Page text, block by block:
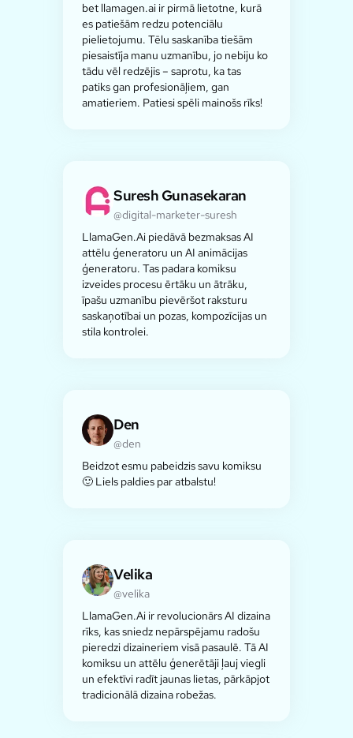
bet llamagen.ai ir pirmā lietotne, kurā
es patiešām redzu potenciālu
pielietojumu. Tēlu saskanība tiešām
piesaistīja manu uzmanību, jo nebiju ko
tādu vēl redzējis – saprotu, ka tas
patiks gan profesionāļiem, gan
amatieriem. Patiesi spēli mainošs rīks!
Suresh Gunasekaran
@digital-marketer-suresh
LlamaGen.Ai piedāvā bezmaksas AI
attēlu ģeneratoru un AI animācijas
ģeneratoru. Tas padara komiksu
izveides procesu ērtāku un ātrāku,
īpašu uzmanību pievēršot raksturu
saskaņotībai un pozas, kompozīcijas un
stila kontrolei.
Den
@den
Beidzot esmu pabeidzis savu komiksu
🙂 Liels paldies par atbalstu!
Velika
@velika
LlamaGen.Ai ir revolucionārs AI dizaina
rīks, kas sniedz nepārspējamu radošu
pieredzi dizaineriem visā pasaulē. Tā AI
komiksu un attēlu ģenerētāji ļauj viegli
un efektīvi radīt jaunas lietas, pārkāpjot
tradicionālā dizaina robežas.